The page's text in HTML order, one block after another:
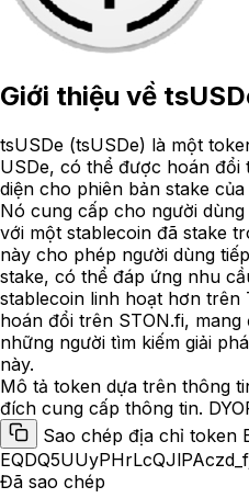
Giới thiệu về
tsUSDe (tsUSDe) là một
USDe, có thể được hoán đổi
diện cho phiên bản stake
Nó cung cấp cho người
với một stablecoin đã stake
này cho phép người dùng
stake, có thể đáp ứng nhu
stablecoin linh hoạt hơn trên
hoán đổi trên STON.fi,
những người tìm kiếm giải
này.
Mô tả token dựa trên thông
đích cung cấp thông tin.
Sao chép địa chỉ token
Đã sao chép